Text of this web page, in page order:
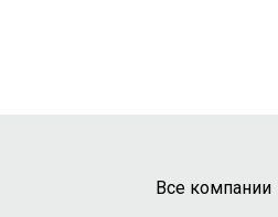
Все компании